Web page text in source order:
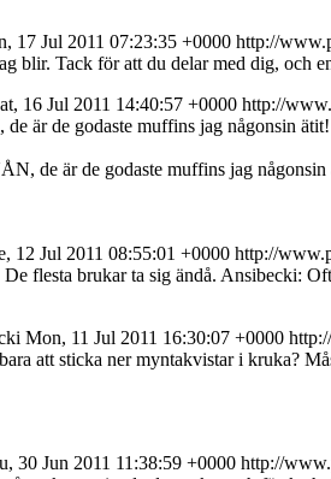
17 Jul 2011 07:23:35 +0000 http://
blir. Tack för att du delar med dig, och
16 Jul 2011 14:40:57 +0000 http://
är de godaste muffins jag någonsin
de är de godaste muffins jag någonsin
12 Jul 2011 08:55:01 +0000 http://
flesta brukar ta sig ändå. Ansibecki:
Mon, 11 Jul 2011 16:30:07 +0000
att sticka ner myntakvistar i kruka?
30 Jun 2011 11:38:59 +0000 http://